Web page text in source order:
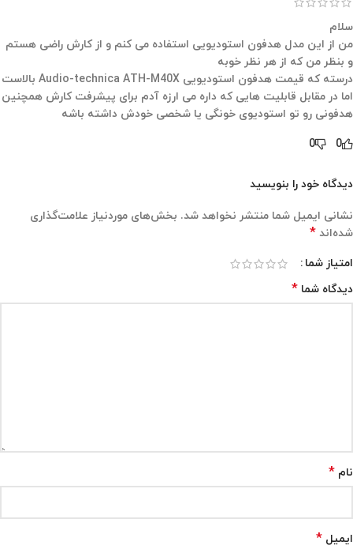
سلام
من از این مدل هدفون استودیویی استفاده می کنم و از کارش راضی هستم
و بنظر من که از هر نظر خوبه
درسته که قیمت هدفون استودیویی Audio-technica ATH-M40X بالاست
اما در مقابل قابلیت هایی که داره می ارزه آدم برای پیشرفت کارش همچنین
هدفونی رو تو استودیوی خونگی یا شخصی خودش داشته باشه
0
0
دیدگاه خود را بنویسید
نشانی ایمیل شما منتشر نخواهد شد. بخش‌های موردنیاز علامت‌گذاری
شده‌اند *
امتیاز شما
دیدگاه شما *
نام *
ایمیل *